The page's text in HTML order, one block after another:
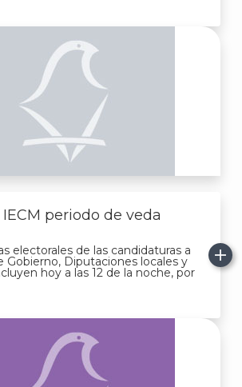
periodo de veda
electorales de las candidaturas a
Gobierno, Diputaciones locales y
hoy a las 12 de la noche, por